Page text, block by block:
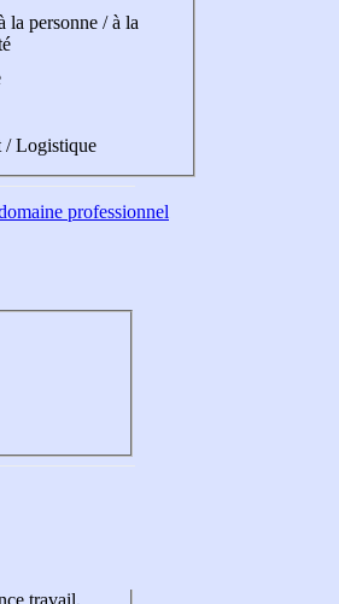
la personne / à la
/ Logistique
professionnel
travail,